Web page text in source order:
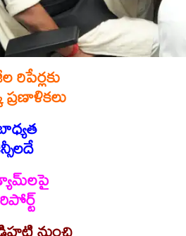
రిపేర్లకు
ప్రణాళికలు